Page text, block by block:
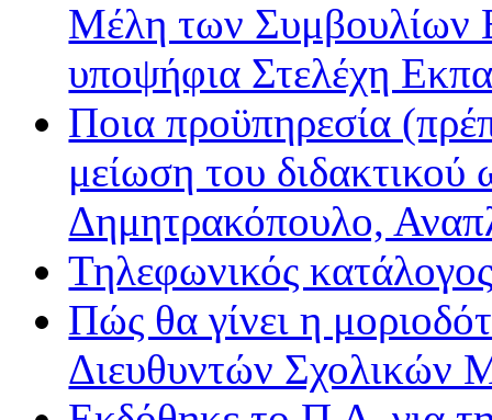
Μέλη των Συμβουλίων
υποψήφια Στελέχη
Ποια προϋπηρεσία
μείωση του
Δημητρακόπουλο,
Τηλεφωνικός
Πώς θα γίνει η
Διευθυντών Σχολικών